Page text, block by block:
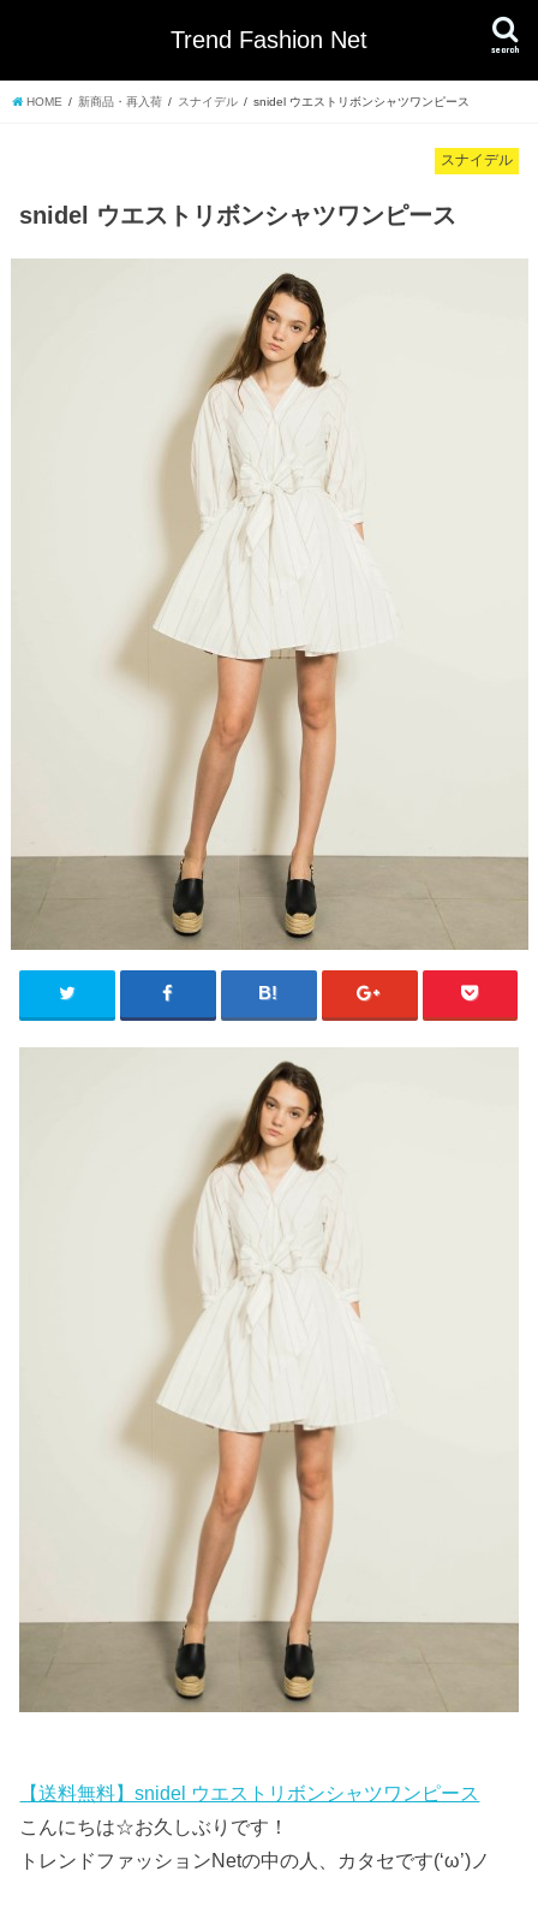
Trend Fashion Net search
HOME 新商品・再入荷 スナイデル snidel ウエストリボンシャツワンピース
スナイデル
snidel ウエストリボンシャツワンピース
【送料無料】snidel ウエストリボンシャツワンピース
こんにちは☆お久しぶりです！
トレンドファッションNetの中の人、カタセです(‘ω’)ノ